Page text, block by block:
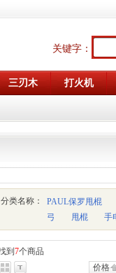
关键字：
三刃木 打火机
分类名称：
PAUL保罗甩棍
弓
甩棍 手
到 7个商品
价格